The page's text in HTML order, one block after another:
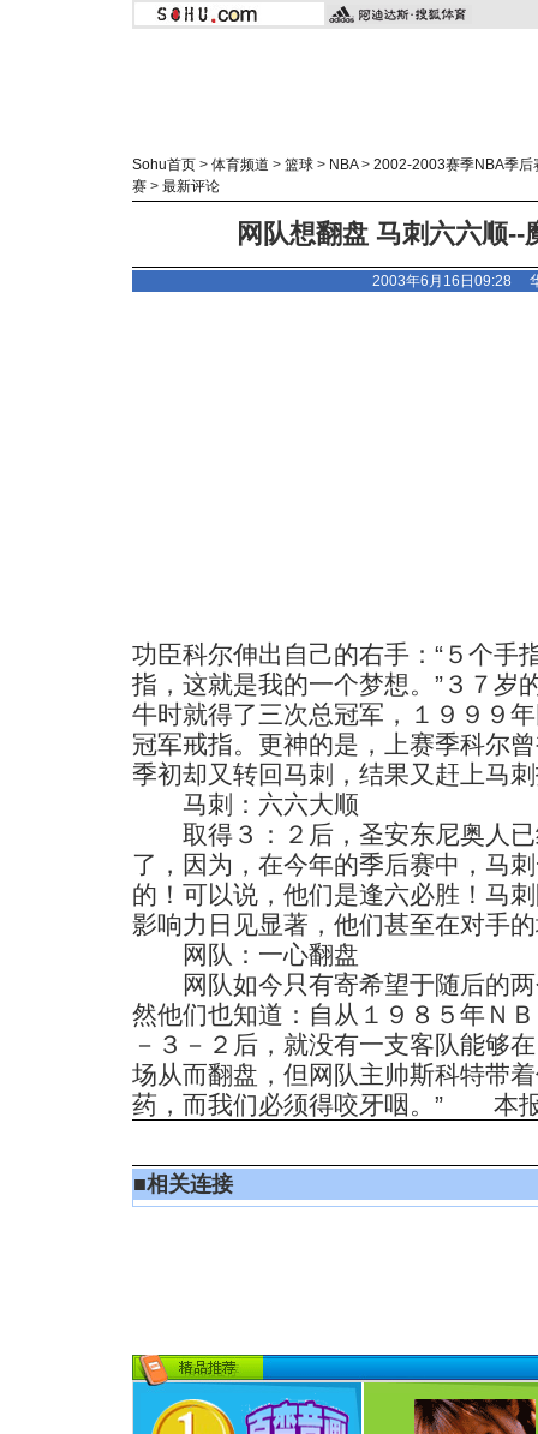
Sohu首页 > 体育频道 > 篮球 > NBA> 2002-2003赛季NBA季后
赛 > 最新评论
网队想翻盘 马刺六六顺--
2003年6月16日09:28
功臣科尔伸出自己的右手：“５个手
指，这就是我的一个梦想。”３７岁
牛时就得了三次总冠军，１９９９
冠军戒指。更神的是，上赛季科尔
季初却又转回马刺，结果又赶上马
马刺：六六大顺
取得３：２后，圣安东尼奥人已
了，因为，在今年的季后赛中，马
的！可以说，他们是逢六必胜！马
影响力日见显著，他们甚至在对手
网队：一心翻盘
网队如今只有寄希望于随后的两
然他们也知道：自从１９８５年Ｎ
－３－２后，就没有一支客队能够
场从而翻盘，但网队主帅斯科特带
药，而我们必须得咬牙咽。” 本
■相关连接